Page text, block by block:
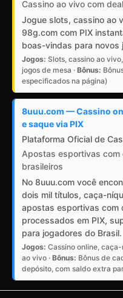
Cassino ao vivo com
Jogue slots, cassino ao
98g.com com PIX
boas-vindas para novos
Jogos: Slots, cassino ao
jogos de mesa · Bônus:
especificados na página)
8uuu.com — Cassino
e saque via PIX
Plataforma Oficial de
Apostas esportivas
brasileiros
No 8uuu.com você
dois mil títulos, caça-
apostas esportivas com
processados em PIX,
para jogadores do Brasil.
Jogos: Cassino online,
ao vivo · Bônus: Bônus de
depósito, com saldo extra